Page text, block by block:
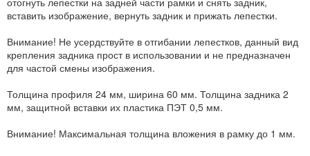
вставить изображение, вернуть задник и прижать лепестки.
Внимание! Не усердствуйте в отгибании лепестков, данный вид
крепления задника прост в использовании и не предназначен
для частой смены изображения.
Толщина профиля 24 мм, ширина 60 мм. Толщина задника 2
мм, защитной вставки их пластика ПЭТ 0,5 мм.
Внимание! Максимальная толщина вложения в рамку до 1 мм.